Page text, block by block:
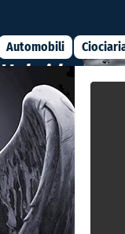
Automobili